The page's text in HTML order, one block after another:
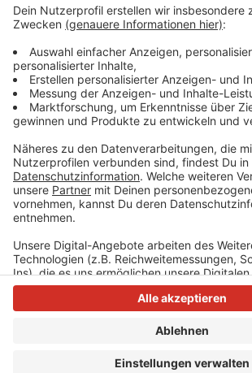
Kirmeswache vor Ort und setzt
mobile Videoüberwachung ein. Rund um
Kirmesgelände sind viele Straßen
Rheinbahnbietet viele zusätzliche
Kirmes dauert bis zum 21. Juli.
Anzeige
Anzeige